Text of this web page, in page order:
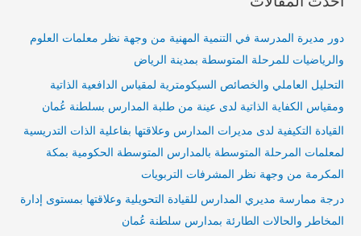
دور مديرة المدرسة في التنمية المهنية من وجهة نظر معلمات العلوم
والرياضيات للمرحلة المتوسطة بمدينة الرياض
التحليل العاملي والخصائص السيكومترية لمقياس الدافعية الذاتية
ومقياس الكفاية الذاتية لدى عينة من طلبة المدارس بسلطنة عُمان
القيادة التكيفية لدى مديرات المدارس وعلاقتها بفاعلية الذات التدريسية
لمعلمات المرحلة المتوسطة بالمدارس المتوسطة الحكومية بمكة
المكرمة من وجهة نظر المشرفات التربويات
درجة ممارسة مديري المدارس للقيادة التحويلية وعلاقتها بمستوى إدارة
المخاطر والحالات الطارئة بمدارس سلطنة عُمان